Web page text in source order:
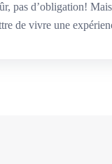
pas d’obligation!
de vivre une